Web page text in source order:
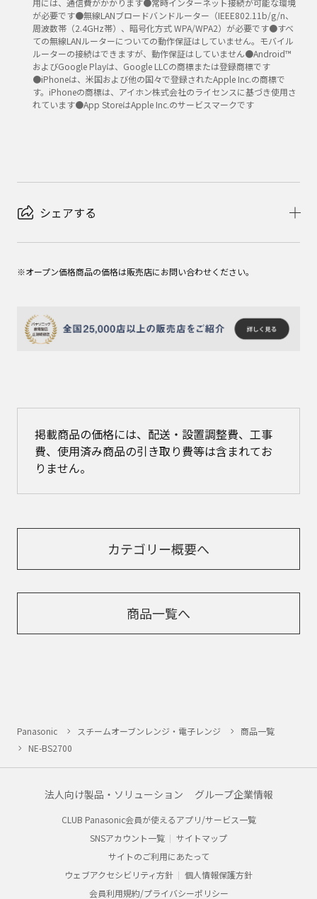
用には、通信費がかかります●常時インターネット接続が可能な環境
が必要です●無線LANブロードバンドルーター（IEEE802.11b/g/n、
周波数帯（2.4GHz帯）、暗号化方式 WPA/WPA2）が必要です●すべ
ての無線LANルーターについての動作保証はしていません。モバイル
ルーターの接続はできますが、動作保証はしていません●Android™
およびGoogle Playは、Google LLCの商標または登録商標です
●iPhoneは、米国および他の国々で登録されたApple Inc.の商標で
す。iPhoneの商標は、アイホン株式会社のライセンスに基づき使用さ
れています●App StoreはApple Inc.のサービスマークです
シェアする
※オープン価格商品の価格は販売店にお問い合わせください。
掲載商品の価格には、配送・設置調整費、工事
費、使用済み商品の引き取り費等は含まれてお
りません。
カテゴリー概要へ
商品一覧へ
Panasonic スチームオーブンレンジ・電子レンジ
商品一覧
NE-BS2700
法人向け製品・ソリューション グループ企業情報
CLUB Panasonic会員が使えるアプリ/サービス一覧
SNSアカウント一覧
サイトマップ
サイトのご利用にあたって
ウェブアクセシビリティ方針
個人情報保護方針
会員利用規約/プライバシーポリシー